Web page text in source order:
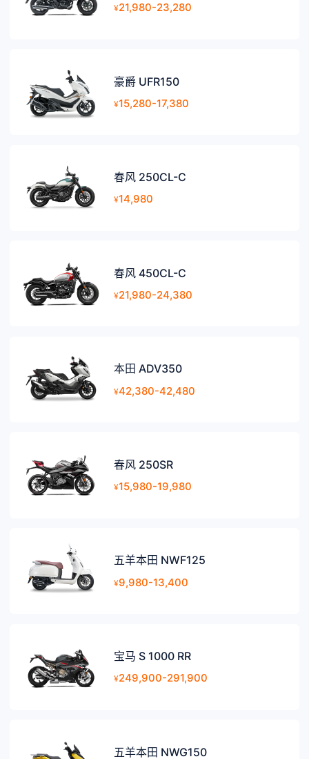
¥21,980-23,280
豪爵 UFR150
¥15,280-17,380
春风 250CL-C
¥14,980
春风 450CL-C
¥21,980-24,380
本田 ADV350
¥42,380-42,480
春风 250SR
¥15,980-19,980
五羊本田 NWF125
¥9,980-13,400
宝马 S 1000 RR
¥249,900-291,900
五羊本田 NWG150